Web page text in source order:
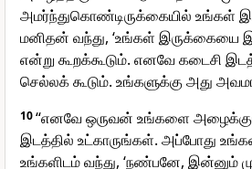
அமர்ந்துகொண்டிருக்கையில் உங்கள்
மனிதன் வந்து, ‘உங்கள் இருக்கையை
என்று கூறக்கூடும். எனவே கடைசி
செல்லக் கூடும். உங்களுக்கு அது
10“எனவே ஒருவன் உங்களை
இடத்தில் உட்காருங்கள். அப்போது
உங்களிடம் வந்து, ‘நண்பனே, இன்னும்